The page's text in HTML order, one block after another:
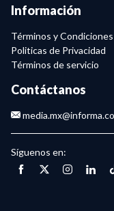
Información
Términos y Condiciones
Politicas de Privacidad
Términos de servicio
Contáctanos
Síguenos en: